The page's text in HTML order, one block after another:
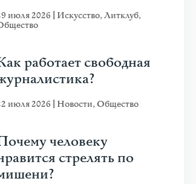
июля 2026 Искусство,Литклуб,
работает свободная
июля 2026 Новости,Общество
человеку
стрелять по